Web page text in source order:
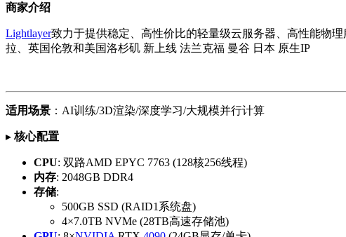
商家介绍
Lightlayer致力于提供稳定、高性价比的轻量级云服务器、高性能物
拉、英国伦敦和美国洛杉矶 新上线 法兰克福 曼谷 日本 原生IP
适用场景 ：AI训练/3D渲染/深度学习/大规模并行计算
▸ 核心配置
CPU: 双路AMD EPYC 7763 (128核256线程)
内存: 2048GB DDR4
存储:
500GB SSD (RAID1系统盘)
4×7.0TB NVMe (28TB高速存储池)